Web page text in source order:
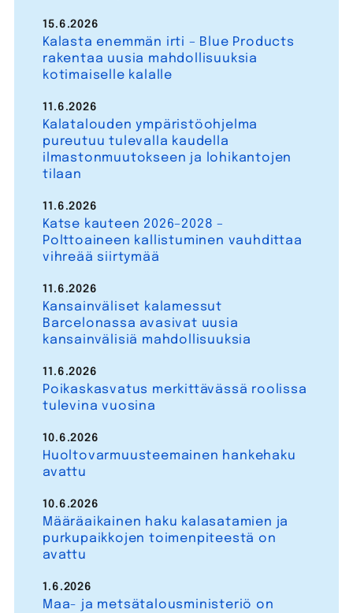
Kalasta enemmän irti – Blue Products
rakentaa uusia mahdollisuuksia
kotimaiselle kalalle
15.6.2026
Kalatalouden ympäristöohjelma
pureutuu tulevalla kaudella
ilmastonmuutokseen ja lohikantojen
tilaan
11.6.2026
Katse kauteen 2026–2028 –
Polttoaineen kallistuminen vauhdittaa
vihreää siirtymää
11.6.2026
Kansainväliset kalamessut
Barcelonassa avasivat uusia
kansainvälisiä mahdollisuuksia
11.6.2026
Poikaskasvatus merkittävässä roolissa
tulevina vuosina
11.6.2026
Huoltovarmuusteemainen hankehaku
avattu
10.6.2026
Määräaikainen haku kalasatamien ja
purkupaikkojen toimenpiteestä on
avattu
10.6.2026
Maa- ja metsätalousministeriö on
1.6.2026